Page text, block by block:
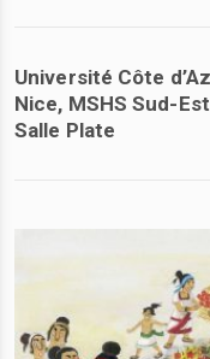
Université Côte
Nice, MSHS Sud-Est
Salle Plate